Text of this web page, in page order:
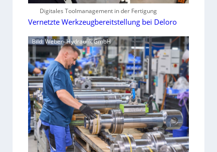
Digitales Toolmanagement in der Fertigung
Vernetzte Werkzeugbereitstellung bei Deloro
Bild: Weber- Hydraulik GmbH